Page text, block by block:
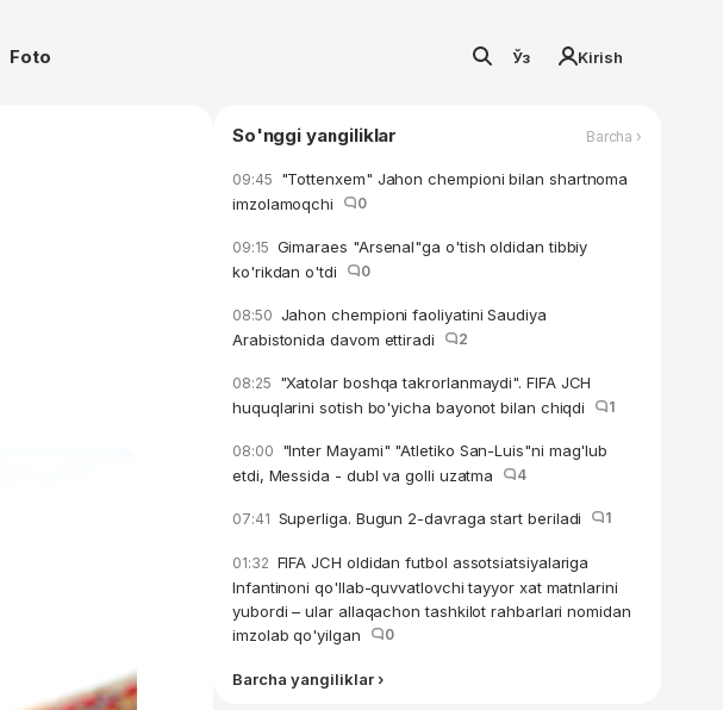
Foto Ўз Kirish
So'nggi yangiliklar Barcha ›
09:45 "Tottenxem" Jahon chempioni bilan shartnoma
imzolamoqchi
0
09:15 Gimaraes "Arsenal"ga o'tish oldidan tibbiy
ko'rikdan o'tdi
0
08:50 Jahon chempioni faoliyatini Saudiya
Arabistonida davom ettiradi
2
08:25 "Xatolar boshqa takrorlanmaydi". FIFA JCH
huquqlarini sotish bo'yicha bayonot bilan chiqdi
1
08:00 "Inter Mayami" "Atletiko San-Luis"ni mag'lub
etdi, Messida - dubl va golli uzatma
4
07:41 Superliga. Bugun 2-davraga start beriladi 1
01:32 FIFA JCH oldidan futbol assotsiatsiyalariga
Infantinoni qo'llab-quvvatlovchi tayyor xat matnlarini
yubordi – ular allaqachon tashkilot rahbarlari nomidan
imzolab qo'yilgan
0
Barcha yangiliklar ›